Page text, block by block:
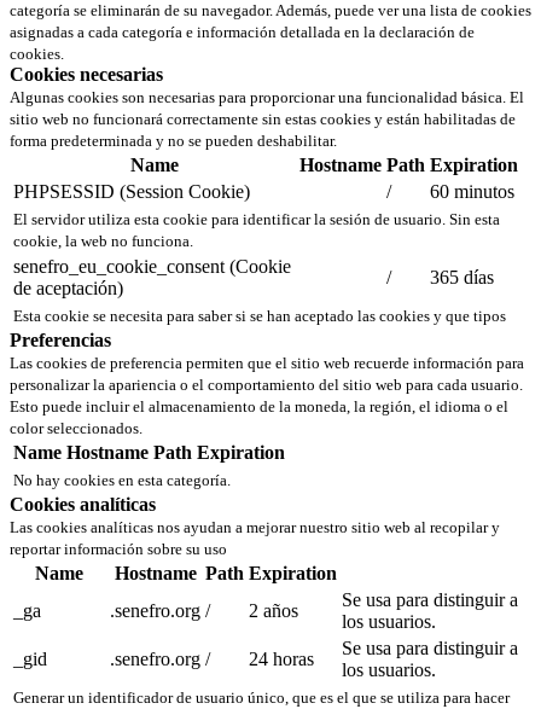
categoría se eliminarán de su navegador. Además, puede ver una lista de cookies
asignadas a cada categoría e información detallada en la declaración de
cookies.
Cookies necesarias
Algunas cookies son necesarias para proporcionar una funcionalidad básica. El
sitio web no funcionará correctamente sin estas cookies y están habilitadas de
forma predeterminada y no se pueden deshabilitar.
Name Hostname Path Expiration
PHPSESSID (Session Cookie)
/ 60 minutos
El servidor utiliza esta cookie para identificar la sesión de usuario. Sin esta
cookie, la web no funciona.
senefro_eu_cookie_consent (Cookie
de aceptación)
/ 365 días
Esta cookie se necesita para saber si se han aceptado las cookies y que tipos
Preferencias
Las cookies de preferencia permiten que el sitio web recuerde información para
personalizar la apariencia o el comportamiento del sitio web para cada usuario.
Esto puede incluir el almacenamiento de la moneda, la región, el idioma o el
color seleccionados.
Name Hostname Path Expiration
No hay cookies en esta categoría.
Cookies analíticas
Las cookies analíticas nos ayudan a mejorar nuestro sitio web al recopilar y
reportar información sobre su uso
Name Hostname Path Expiration
_ga
.senefro.org / 2 años
Se usa para distinguir a
los usuarios.
_gid
.senefro.org / 24 horas
Se usa para distinguir a
los usuarios.
Generar un identificador de usuario único, que es el que se utiliza para hacer